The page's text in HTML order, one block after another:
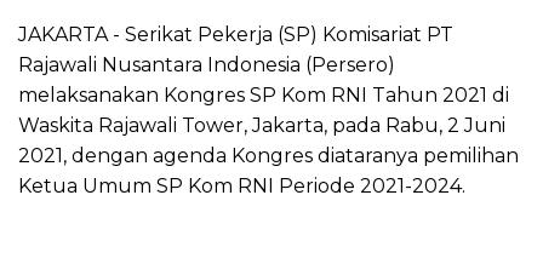
JAKARTA - Serikat Pekerja (SP) Komisariat PT
Rajawali Nusantara Indonesia (Persero)
melaksanakan Kongres SP Kom RNI Tahun 2021 di
Waskita Rajawali Tower, Jakarta, pada Rabu, 2 Juni
2021, dengan agenda Kongres diataranya pemilihan
Ketua Umum SP Kom RNI Periode 2021-2024.